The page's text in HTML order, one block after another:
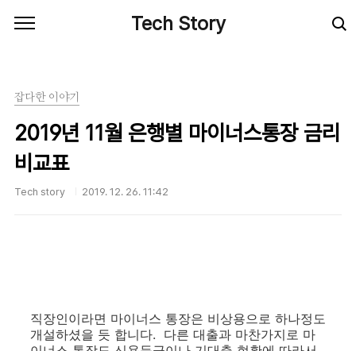
Tech Story
잡다한 이야기
2019년 11월 은행별 마이너스통장 금리
비교표
Tech story 2019. 12. 26. 11:42
직장인이라면 마이너스 통장은 비상용으로 하나정도
개설하셨을 듯 합니다. 다른 대출과 마찬가지로 마